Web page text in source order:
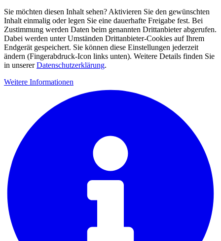
Sie möchten diesen Inhalt sehen? Aktivieren Sie den gewünschten
Inhalt einmalig oder legen Sie eine dauerhafte Freigabe fest. Bei
Zustimmung werden Daten beim genannten Drittanbieter abgerufen.
Dabei werden unter Umständen Drittanbieter-Cookies auf Ihrem
Endgerät gespeichert. Sie können diese Einstellungen jederzeit
ändern (Fingerabdruck-Icon links unten). Weitere Details finden Sie
in unsererDatenschutzerklärung.
Weitere Informationen